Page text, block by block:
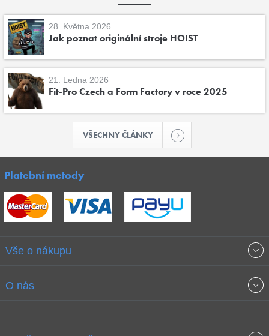
28. Května 2026
Jak poznat originální stroje HOIST
21. Ledna 2026
Fit-Pro Czech a Form Factory v roce 2025
VŠECHNY ČLÁNKY
Platební metody
Vše o nákupu
Obchodní podmínky
O nás